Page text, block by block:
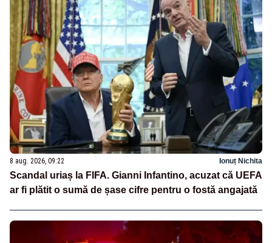
8 aug. 2026, 09:22 Ionuț Nichita
Scandal uriaș la FIFA. Gianni Infantino, acuzat că UEFA
ar fi plătit o sumă de șase cifre pentru o fostă angajată